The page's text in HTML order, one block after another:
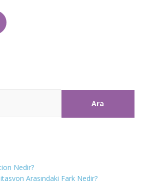
Ara
Nedir?
Arasındaki Fark Nedir?